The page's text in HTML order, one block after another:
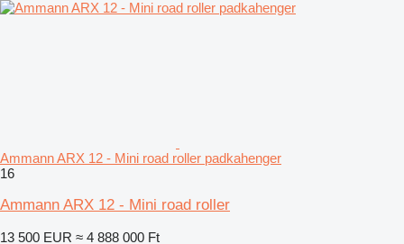
Ammann ARX 12 - Mini road roller padkahenger
16
Ammann ARX 12 - Mini road roller
13 500 EUR ≈ 4 888 000 Ft